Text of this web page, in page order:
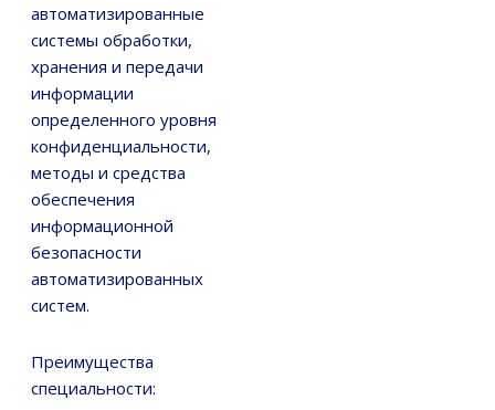
автоматизированные
системы обработки,
хранения и передачи
информации
определенного уровня
конфиденциальности,
методы и средства
обеспечения
информационной
безопасности
автоматизированных
систем.
Преимущества
специальности: